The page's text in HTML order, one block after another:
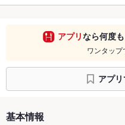
アプリなら何度
ワンタッ
アプ
基本情報